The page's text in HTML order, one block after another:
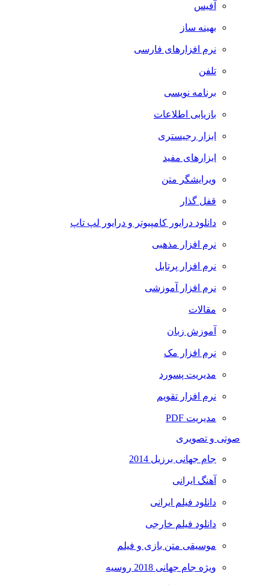
آفیس
بهینه ساز
نرم افزارهای فارسی
تلفن
برنامه نویسی
بازیابی اطلاعات
ابزار رجیستری
ابزارهای مفید
ویرایشگر متن
قفل گذار
دانلود درایور کامپیوتر و درایور لپ تاپ
نرم افزار مذهبی
نرم افزار پرتابل
نرم افزار آموزشی
مقالات
آموزش زبان
نرم افزار مک
مدیریت پسورد
نرم افزار تقویم
مدیریت PDF
صوتی و تصویری
جام جهانی برزیل 2014
آهنگ ایرانی
دانلود فیلم ایرانی
دانلود فیلم خارجی
موسیقی متن بازی و فیلم
ویژه جام جهانی 2018 روسیه